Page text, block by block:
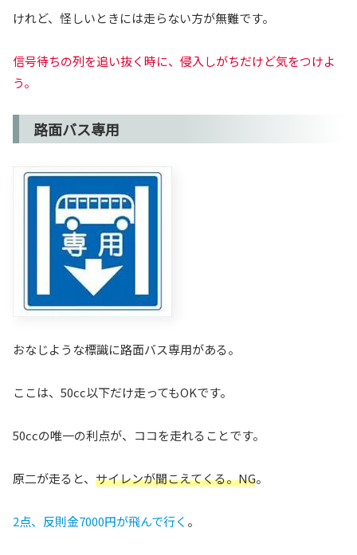
けれど、怪しいときには走らない方が無難です。
信号待ちの列を追い抜く時に、侵入しがちだけど気をつけよ
う。
路面バス専用
おなじような標識に路面バス専用がある。
ここは、50cc以下だけ走ってもOKです。
50ccの唯一の利点が、ココを走れることです。
原二が走ると、 サイレンが聞こえてくる。NG。
2点、反則金7000円が飛んで行く 。